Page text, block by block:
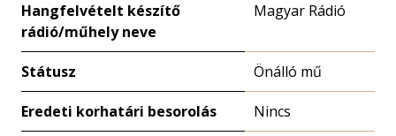
Hangfelvételt készítő
rádió/műhely neve
Magyar Rádió
Státusz Önálló mű
Eredeti korhatári besorolás Nincs